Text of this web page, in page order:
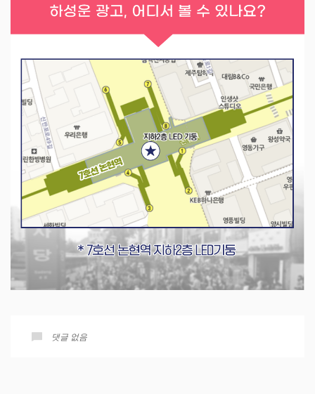
댓글 없음